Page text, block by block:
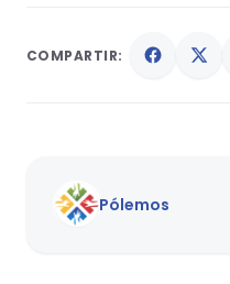
COMPARTIR:
Pólemos